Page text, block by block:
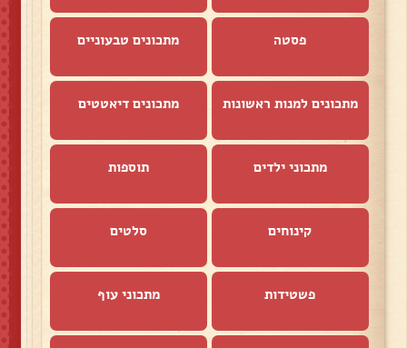
פסטה מתכונים טבעוניים
מתכונים למנות ראשונות מתכונים דיאטטים
מתכוני ילדים תוספות
קינוחים סלטים
פשטידות מתכוני עוף